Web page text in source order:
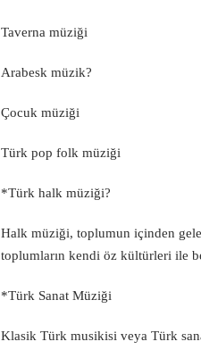
Taverna müziği
Arabesk müzik?
Çocuk müziği
Türk pop folk müziği
*Türk halk müziği?
Halk müziği, toplumun içinden
toplumların kendi öz kültürleri ile
*Türk Sanat Müziği
Klasik Türk musikisi veya Türk